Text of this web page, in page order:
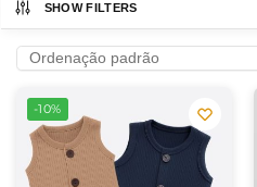
SHOW FILTERS
-10%